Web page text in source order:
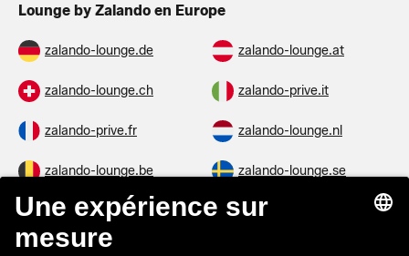
Lounge by Zalando en Europe
zalando-lounge.de zalando-lounge.at
zalando-lounge.ch zalando-prive.it
zalando-prive.fr zalando-lounge.nl
zalando-lounge.be zalando-lounge.se
zalando-lounge.fi zalando-lounge.dk
zalando-lounge.co.uk